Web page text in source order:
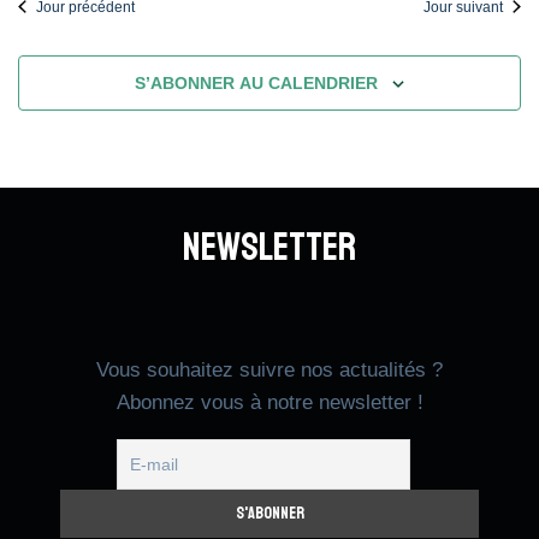
Jour précédent Jour suivant
S’ABONNER AU CALENDRIER
Newsletter
Vous souhaitez suivre nos actualités ?
Abonnez vous à notre newsletter !